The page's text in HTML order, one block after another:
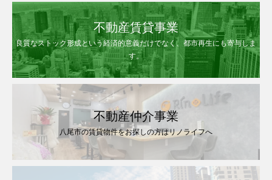
不動産賃貸事業
良質なストック形成という経済的意義だけでなく、都市再生にも寄与しま
す。
不動産仲介事業
八尾市の賃貸物件をお探しの方はリノライフへ